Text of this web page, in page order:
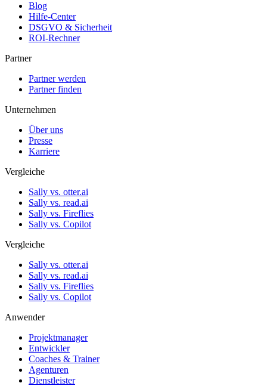
Blog
Hilfe-Center
DSGVO & Sicherheit
ROI-Rechner
Partner
Partner werden
Partner finden
Unternehmen
Über uns
Presse
Karriere
Vergleiche
Sally vs. otter.ai
Sally vs. read.ai
Sally vs. Fireflies
Sally vs. Copilot
Vergleiche
Sally vs. otter.ai
Sally vs. read.ai
Sally vs. Fireflies
Sally vs. Copilot
Anwender
Projektmanager
Entwickler
Coaches & Trainer
Agenturen
Dienstleister